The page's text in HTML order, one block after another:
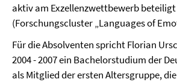
aktiv am Exzellenzwettbewerb beteiligt
(Forschungscluster „Languages of
Für die Absolventen spricht Florian
2004 - 2007 ein Bachelorstudium der
als Mitglied der ersten Altersgruppe,